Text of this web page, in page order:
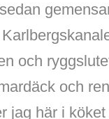
och
och
jag här i